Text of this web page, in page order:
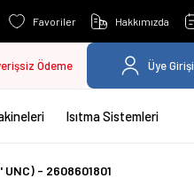
Favoriler Hakkımızda
Ödeme Üye Girişi
Isıtma Sistemleri
- 2608601801